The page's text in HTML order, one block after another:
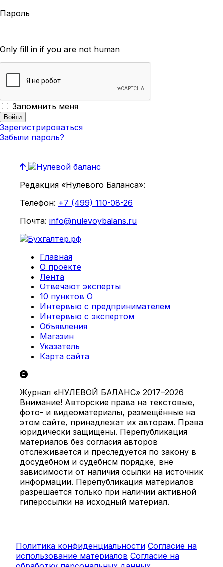
Пароль
Only fill in if you are not human
Запомнить меня
Зарегистрироваться
Забыли пароль?
Редакция «Нулевого Баланса»:
Телефон: +7 (499) 110-08-26
Почта: info@nulevoybalans.ru
Главная
О проекте
Лента
Отвечают эксперты
10 пунктов О
Интервью с предпринимателем
Интервью с экспертом
Объявления
Магазин
Указатель
Карта сайта
Журнал «НУЛЕВОЙ БАЛАНС» 2017–2026
Внимание! Авторские права на текстовые,
фото- и видеоматериалы, размещённые на
этом сайте, принадлежат их авторам. Права
юридически защищены. Перепубликация
материалов без согласия авторов
отслеживается и преследуется по закону в
досудебном и судебном порядке, вне
зависимости от наличия ссылки на источник
информации. Перепубликация материалов
разрешается только при наличии активной
гиперссылки на исходный материал.
Политика конфиденциальности Согласие на
использование материалов Согласие на